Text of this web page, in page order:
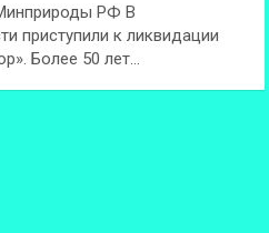
РФ В
приступили к ликвидации
Более 50 лет…